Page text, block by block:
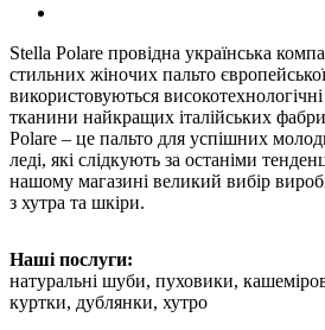
Stella Polare провідна українська
стильних жіночих пальто
використовуються
тканини найкращих італійських
Polare – це пальто для успішних
леді, які слідкують за останіми
нашому магазині великий вибір
з хутра та шкіри.
Наші послуги:
натуральні шуби, пуховики,
куртки, дублянки, хутро